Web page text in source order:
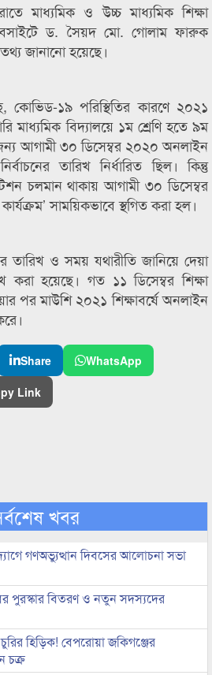
মাধ্যমিক ও উচ্চ মাধ্যমিক শিক্ষা
ড. সৈয়দ মো. গোলাম ফারুক
জানানো হয়েছে।
কোভিড-১৯ পরিস্থিতির কারণে ২০২১
মাধ্যমিক বিদ্যালয়ে ১ম শ্রেণি হতে ৯ম
জন্য আগামী ৩০ ডিসেম্বর ২০২০ অনলাইন
তারিখ নির্ধারিত ছিল। কিন্তু
চলমান থাকায় আগামী ৩০ ডিসেম্বর
সাময়িকভাবে স্থগিত করা হল।
তারিখ ও সময় যথারীতি জানিয়ে দেয়া
করা হয়েছে। গত ১১ ডিসেম্বর শিক্ষা
পর মাউশি ২০২১ শিক্ষাবর্ষে অনলাইন
Share
WhatsApp
Link
খবর
গণঅভ্যুত্থান দিবসের আলোচনা সভা
পুরস্কার বিতরণ ও নতুন সদস্যদের
হিড়িক! বেপরোয়া জকিগঞ্জের
চক্র